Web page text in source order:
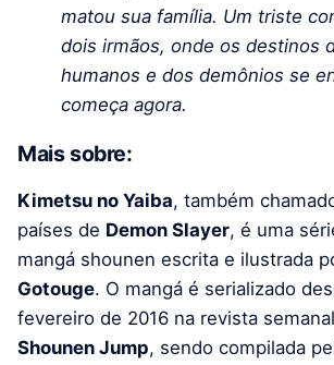
matou sua família. Um triste
dois irmãos, onde os destinos
humanos e dos demônios se
começa agora.
Mais sobre:
Kimetsu no Yaiba, também
países de Demon Slayer, é uma
mangá shounen escrita e ilustrada
Gotouge. O mangá é serializado
fevereiro de 2016 na revista semanal
Shounen Jump, sendo compilada